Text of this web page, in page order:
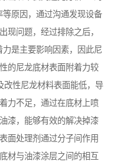
原因，通过沟通发现设备
现问题，经过排除之后，
是主要影响因素，因此尼
的尼龙底材表面附着力较
改性尼龙材料表面能低，导
力不足，通过在底材上喷
漆，能够有效的解决掉漆
面处理剂通过分子间作用
材与油漆涂层之间的相互